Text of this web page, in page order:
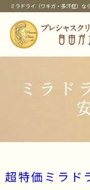
ミラドライ（ワキガ・多汗症）な
ホーム
クリニック紹
院長紹介
当クリニック
ピックアップ
ワキガ治療
子供のミラドラ
ミラド
超特価ミラド